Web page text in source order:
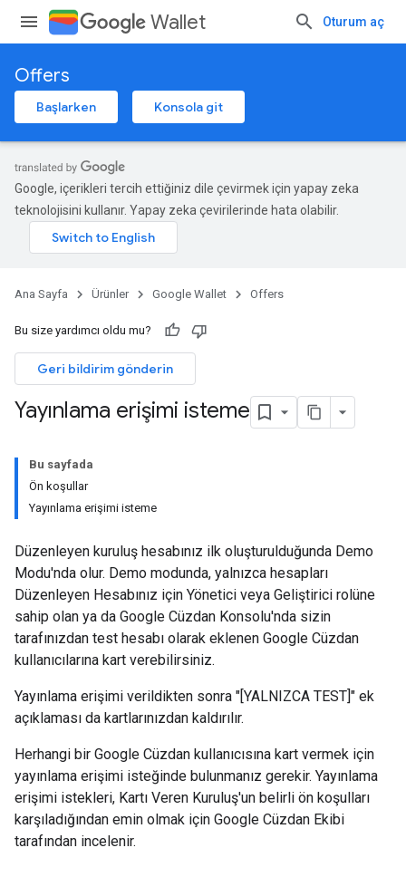
Wallet Oturum aç
Offers
Başlarken Konsola git
Google, içerikleri tercih ettiğiniz dile çevirmek için yapay zeka
teknolojisini kullanır. Yapay zeka çevirilerinde hata olabilir.
Ana Sayfa Ürünler Google Wallet Offers
Bu size yardımcı oldu mu?
Geri bildirim gönderin
Yayınlama erişimi isteme
Bu sayfada
Ön koşullar
Yayınlama erişimi isteme
Düzenleyen kuruluş hesabınız ilk oluşturulduğunda Demo
Modu'nda olur. Demo modunda, yalnızca hesapları
Düzenleyen Hesabınız için Yönetici veya Geliştirici rolüne
sahip olan ya da Google Cüzdan Konsolu'nda sizin
tarafınızdan test hesabı olarak eklenen Google Cüzdan
kullanıcılarına kart verebilirsiniz.
Yayınlama erişimi verildikten sonra "[YALNIZCA TEST]" ek
açıklaması da kartlarınızdan kaldırılır.
Herhangi bir Google Cüzdan kullanıcısına kart vermek için
yayınlama erişimi isteğinde bulunmanız gerekir. Yayınlama
erişimi istekleri, Kartı Veren Kuruluş'un belirli ön koşulları
karşıladığından emin olmak için Google Cüzdan Ekibi
tarafından incelenir.